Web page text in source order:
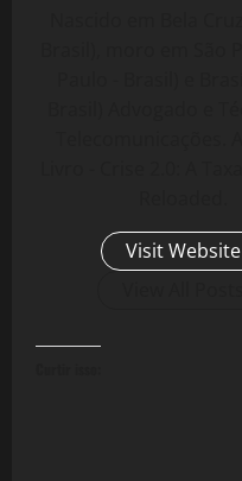
Visit Website